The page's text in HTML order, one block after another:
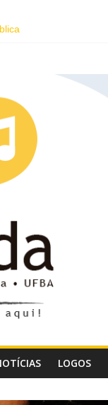
gratuita de cinema
de semana da
LOGOS